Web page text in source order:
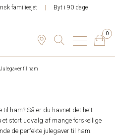
familieejet Byt i 90 dage
0
Julegaver til ham
til ham? Så er du havnet det helt
stort udvalg af mange forskellige
de perfekte julegaver til ham.